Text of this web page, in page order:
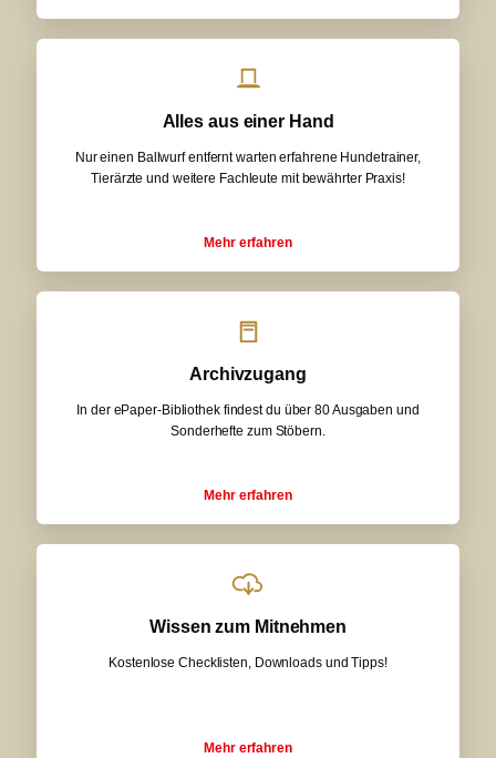
Alles aus einer Hand
Nur einen Ballwurf entfernt warten erfahrene Hundetrainer,
Tierärzte und weitere Fachleute mit bewährter Praxis!
Mehr erfahren
Archivzugang
In der ePaper-Bibliothek findest du über 80 Ausgaben und
Sonderhefte zum Stöbern.
Mehr erfahren
Wissen zum Mitnehmen
Kostenlose Checklisten, Downloads und Tipps!
Mehr erfahren